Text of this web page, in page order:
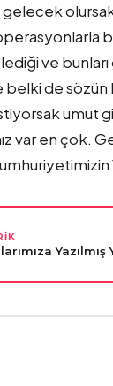
ve bunları
belki de
umut
var en çok.
Yazılmış